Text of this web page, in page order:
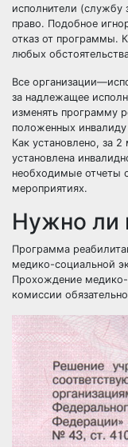
исполнители (службу
право. Подобное
отказ от программы.
любых
Все
за надлежащее
изменять программу
положенных
Как установлено, за
установлена
необходимые отчеты
мероприятиях.
Нужно ли
Программа
медико-социальной
Прохождение медико-
комиссии